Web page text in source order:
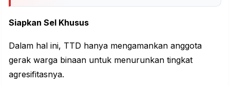
Siapkan Sel Khusus
Dalam hal ini, TTD hanya mengamankan anggota
gerak warga binaan untuk menurunkan tingkat
agresifitasnya.